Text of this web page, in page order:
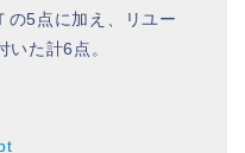
の5点に加え、リユー
いた計6点。